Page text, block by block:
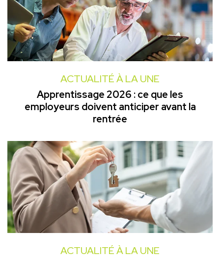
ACTUALITÉ À LA UNE
Apprentissage 2026 : ce que les
employeurs doivent anticiper avant la
rentrée
ACTUALITÉ À LA UNE